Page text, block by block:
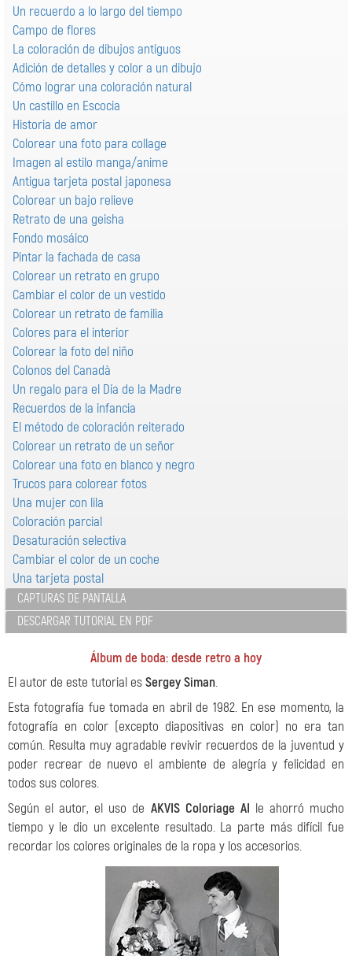
Un recuerdo a lo largo del tiempo
Campo de flores
La coloración de dibujos antiguos
Adición de detalles y color a un dibujo
Cómo lograr una coloración natural
Un castillo en Escocia
Historia de amor
Colorear una foto para collage
Imagen al estilo manga/anime
Antigua tarjeta postal japonesa
Colorear un bajo relieve
Retrato de una geisha
Fondo mosáico
Pintar la fachada de casa
Colorear un retrato en grupo
Cambiar el color de un vestido
Colorear un retrato de familia
Colores para el interior
Colorear la foto del niño
Colonos del Canadà
Un regalo para el Día de la Madre
Recuerdos de la infancia
El método de coloración reiterado
Colorear un retrato de un señor
Colorear una foto en blanco y negro
Trucos para colorear fotos
Una mujer con lila
Coloración parcial
Desaturación selectiva
Cambiar el color de un coche
Una tarjeta postal
CAPTURAS DE PANTALLA
DESCARGAR TUTORIAL EN PDF
Álbum de boda: desde retro a hoy
El autor de este tutorial esSergey Siman.
Esta fotografía fue tomada en abril de 1982. En ese momento, la
fotografía en color (excepto diapositivas en color) no era tan
común. Resulta muy agradable revivir recuerdos de la juventud y
poder recrear de nuevo el ambiente de alegría y felicidad en
todos sus colores.
Según el autor, el uso de AKVIS Coloriage AI le ahorró mucho
tiempo y le dio un excelente resultado. La parte más difícil fue
recordar los colores originales de la ropa y los accesorios.